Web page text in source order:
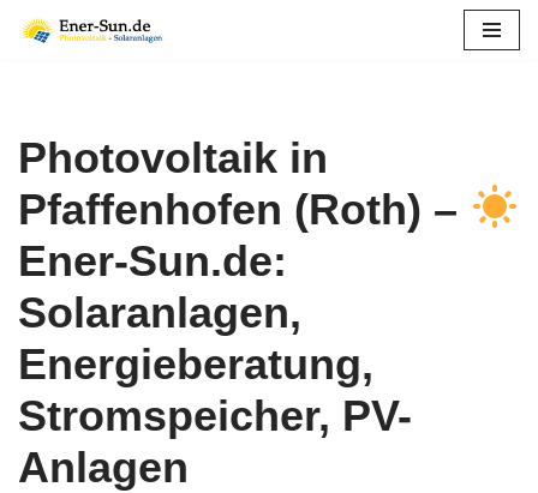
Photovoltaik in
Pfaffenhofen (Roth) –
Ener-Sun.de:
Solaranlagen,
Energieberatung,
Stromspeicher, PV-
Anlagen